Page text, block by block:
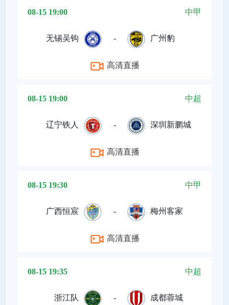
08-15 19:00 中甲
无锡吴钩 - 广州豹
高清直播
08-15 19:00 中超
辽宁铁人 - 深圳新鹏城
高清直播
08-15 19:30 中甲
广西恒宸 - 梅州客家
高清直播
08-15 19:35 中超
浙江队 - 成都蓉城